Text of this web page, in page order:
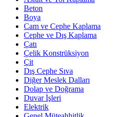
Beton
Boya
Cam ve Cephe Kaplama
Cephe ve Dış Kaplama
Çatı
Çelik Konstrüksiyon
Çit
Dış Cephe Sıva
Diğer Meslek Dalları
Dolap ve Doğrama
Duvar İşleri
Elektrik